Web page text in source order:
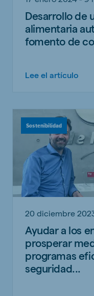
Desarrollo de
alimentaria
fomento de
Lee el artículo
Sostenibilidad
20 diciembre
Ayudar a los
prosperar
programas
seguridad...